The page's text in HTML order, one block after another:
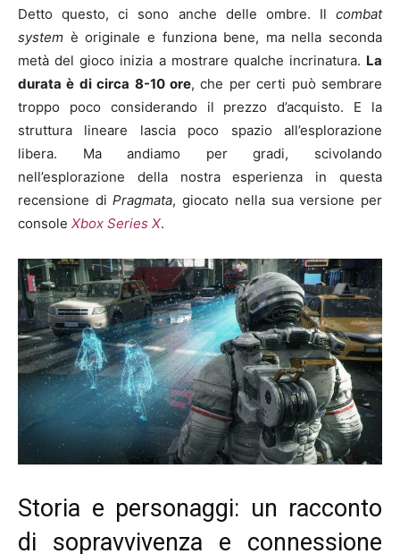
Detto questo, ci sono anche delle ombre. Il combat
system è originale e funziona bene, ma nella seconda
metà del gioco inizia a mostrare qualche incrinatura. La
durata è di circa 8-10 ore, che per certi può sembrare
troppo poco considerando il prezzo d’acquisto. E la
struttura lineare lascia poco spazio all’esplorazione
libera. Ma andiamo per gradi, scivolando
nell’esplorazione della nostra esperienza in questa
recensione diPragmata, giocato nella sua versione per
console Xbox Series X.
Storia e personaggi: un racconto
di sopravvivenza e connessione